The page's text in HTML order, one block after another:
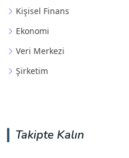
Kişisel Finans
Ekonomi
Veri Merkezi
Şirketim
Takipte Kalın